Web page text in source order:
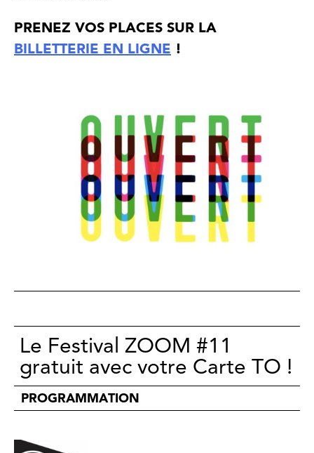
PRENEZ VOS PLACES SUR LA
BILLETTERIE EN LIGNE !
Le Festival ZOOM #11
gratuit avec votre Carte TO !
PROGRAMMATION